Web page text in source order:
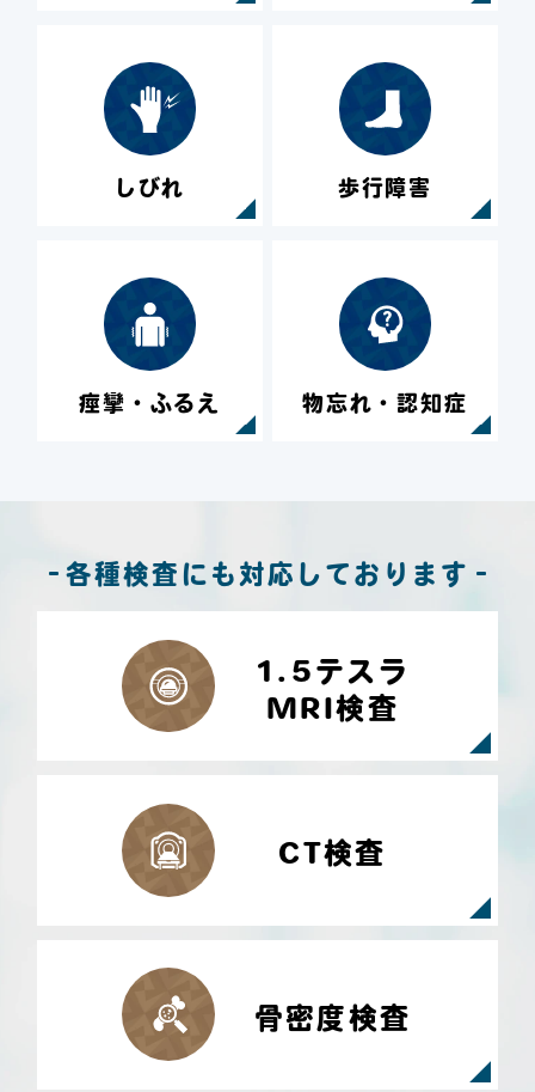
しびれ 歩行障害
痙攣・ふるえ 物忘れ・認知症
各種検査にも対応しております
1.5テスラ
MRI検査
CT検査
骨密度検査